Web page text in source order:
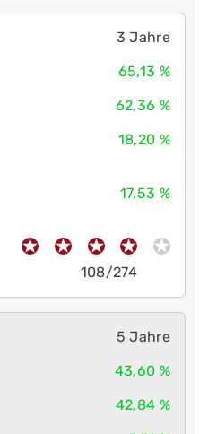
3 Jahre
65,13 %
62,36 %
18,20 %
17,53 %
108/274
5 Jahre
43,60 %
42,84 %